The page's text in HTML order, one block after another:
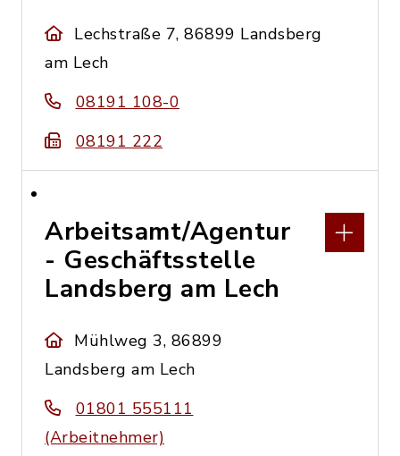
Lechstraße 7, 86899 Landsberg
am Lech
08191 108-0
08191 222
Arbeitsamt/Agentur
- Geschäftsstelle
Landsberg am Lech
Mühlweg 3, 86899
Landsberg am Lech
01801 555111
(Arbeitnehmer)